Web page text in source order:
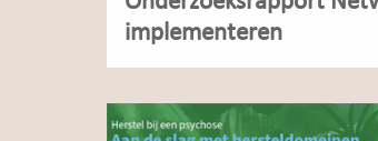
implementeren